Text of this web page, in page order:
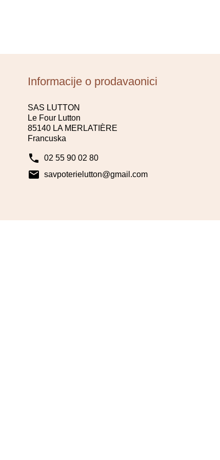
Informacije o prodavaonici
SAS LUTTON
Le Four Lutton
85140 LA MERLATIÈRE
Francuska
phone 02 55 90 02 80
mail savpoterielutton@gmail.com